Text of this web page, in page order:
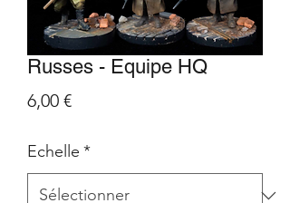
Russes - Equipe HQ
6,00 €Prix
Echelle *